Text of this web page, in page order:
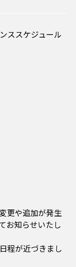
ススケジュール
更や追加が発生
お知らせいたし
程が近づきまし